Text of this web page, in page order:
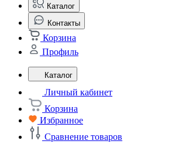
Каталог
Контакты
Корзина
Профиль
Каталог
Личный кабинет
Корзина
Избранное
Сравнение товаров